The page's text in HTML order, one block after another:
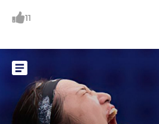
이 힘을 얻고 있습니다.국제시사문예지 파도
11